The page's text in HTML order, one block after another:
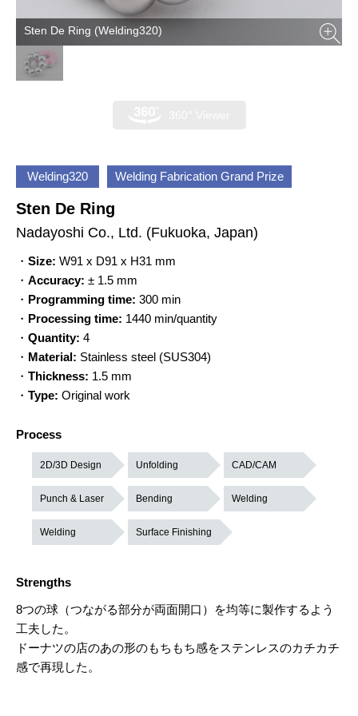
Sten De Ring (Welding320)
Welding320 Welding Fabrication Grand Prize
Sten De Ring
Nadayoshi Co., Ltd. (Fukuoka, Japan)
・ Size: W91 x D91 x H31 mm
・ Accuracy: ± 1.5 mm
・ Programming time: 300 min
・ Processing time: 1440 min/quantity
・ Quantity: 4
・ Material: Stainless steel (SUS304)
・ Thickness: 1.5 mm
・ Type: Original work
Process
2D/3D Design Unfolding CAD/CAM
Punch & Laser Bending Welding
Welding Surface Finishing
Strengths
8つの球（つながる部分が両面開口）を均等に製作するよう
工夫した。
ドーナツの店のあの形のもちもち感をステンレスのカチカチ
感で再現した。